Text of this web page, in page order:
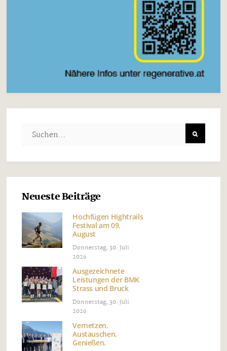
Neueste Beiträge
Hochfügen Hightrails
Festival am 09.
August
Donnerstag, 30. Juli
2026
Ausgezeichnete
Leistungen der BMK
Strass und Bruck
Donnerstag, 30. Juli
2026
Vernetzen.
Austauschen.
Genießen.